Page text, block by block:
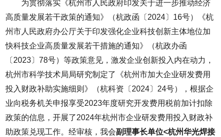
为贯彻落实《杭州市人民政府印发关于进一步推动经济
高质量发展若干政策的通知》（杭政函〔2024〕16号）《杭
州市人民政府办公厅关于印发强化企业科技创新主体地位加
快科技企业高质量发展若干措施的通知》（杭政办函
〔2023〕78号）等政策意见，激发企业创新投入内在动力，
杭州市科学技术局局研究制定了《杭州市加大企业研发费用
投入财政补助实施细则》（杭科资〔2024〕24号），根据企
业向税务机关申报享受2023年度研究开发费用税前加计扣除
政策的信息，开展了2024年杭州市企业研发费用投入财政补
助政策兑现工作。经审核，我会副理事长单位<杭州华光焊接